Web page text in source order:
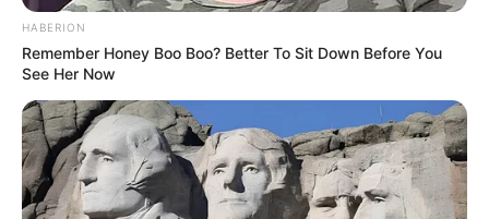
HABERION
Remember Honey Boo Boo? Better To Sit Down Before You
See Her Now